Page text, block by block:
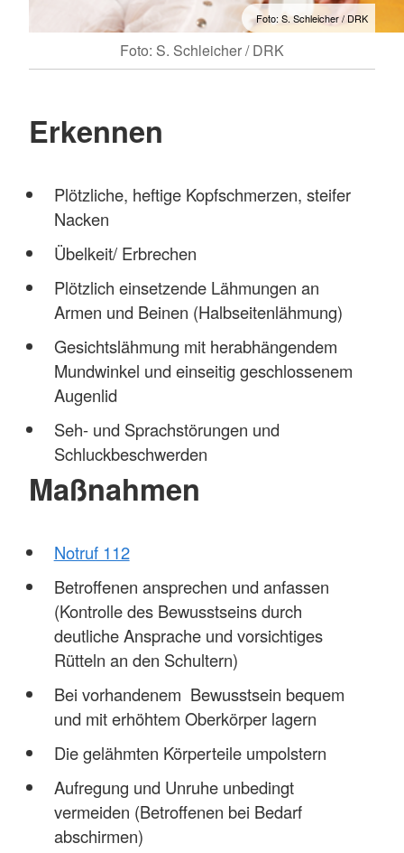
Foto: S. Schleicher / DRK
Foto: S. Schleicher / DRK
Erkennen
Plötzliche, heftige Kopfschmerzen, steifer
Nacken
Übelkeit/ Erbrechen
Plötzlich einsetzende Lähmungen an
Armen und Beinen (Halbseitenlähmung)
Gesichtslähmung mit herabhängendem
Mundwinkel und einseitig geschlossenem
Augenlid
Seh- und Sprachstörungen und
Schluckbeschwerden
Maßnahmen
Notruf 112
Betroffenen ansprechen und anfassen
(Kontrolle des Bewusstseins durch
deutliche Ansprache und vorsichtiges
Rütteln an den Schultern)
Bei vorhandenem Bewusstsein bequem
und mit erhöhtem Oberkörper lagern
Die gelähmten Körperteile umpolstern
Aufregung und Unruhe unbedingt
vermeiden (Betroffenen bei Bedarf
abschirmen)